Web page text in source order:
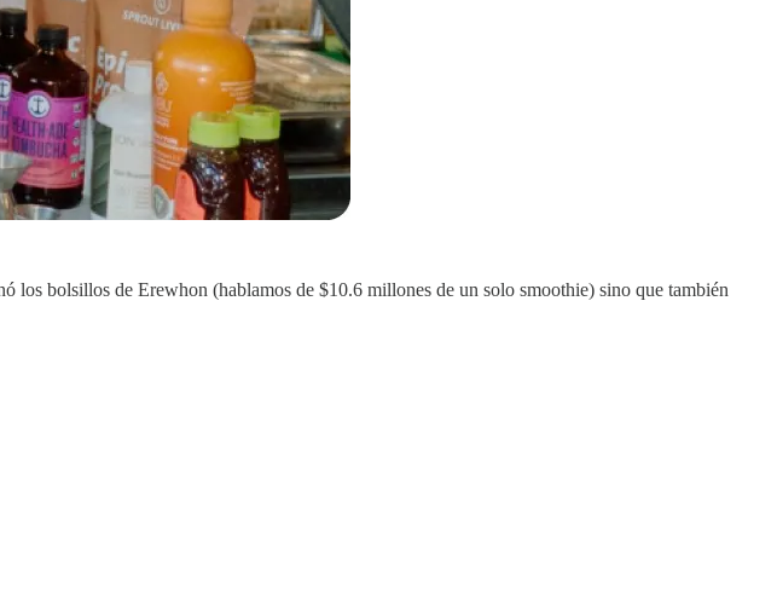
bolsillos de Erewhon (hablamos de $10.6 millones de un solo smoothie) sino que también